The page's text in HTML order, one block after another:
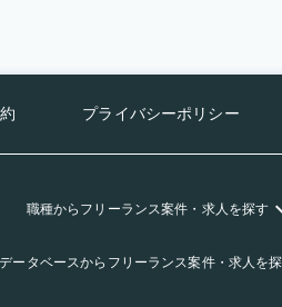
プライバシーポリシー
職種からフリーランス案件・求人を探す
データベースからフリーランス案件・求人を